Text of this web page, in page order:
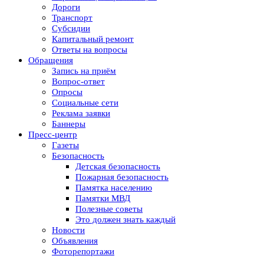
Дороги
Транспорт
Субсидии
Капитальный ремонт
Ответы на вопросы
Обращения
Запись на приём
Вопрос-ответ
Опросы
Социальные сети
Реклама заявки
Баннеры
Пресс-центр
Газеты
Безопасность
Детская безопасность
Пожарная безопасность
Памятка населению
Памятки МВД
Полезные советы
Это должен знать каждый
Новости
Объявления
Фоторепортажи